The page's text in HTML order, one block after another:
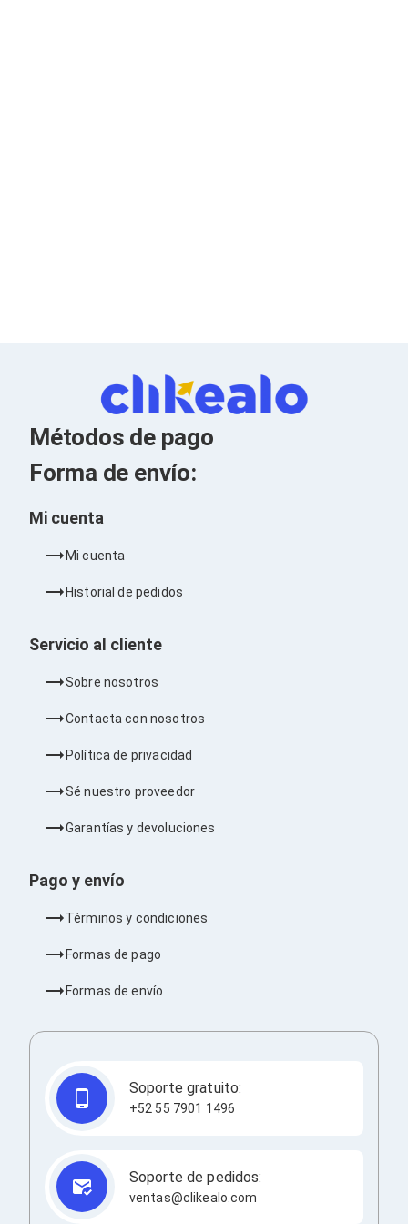
Accesorios para PC's
Bases para PC's
Kits de Herramientas
Candados para PC's
Protectores para PC's
Limpiadores para Electrónicos
Lentes para Computadora
PC's de Escritorio
All in One
Barebones
Accesorios de Audio
Estuches y Cajas
Accesorios para Micrófonos
Bocinas
Bocinas Portátiles
Barras de Sonido
Soportes
Proyección
Accesorios Proyectores
Presentadores
Pantallas de Proyección
Pizarrones Interactivos
TV y Pantallas
Accesorios TV
Soportes para Pantallas
Reproductores para Transmisión Multimedia
Pantallas
Pantallas Comerciales
Pantallas Interactivas
Métodos de pago
Forma de envío:
Mi cuenta
Mi cuenta
Historial de pedidos
Servicio al cliente
Sobre nosotros
Contacta con nosotros
Política de privacidad
Sé nuestro proveedor
Garantías y devoluciones
Pago y envío
Términos y condiciones
Formas de pago
Formas de envío
Soporte gratuito:
+52 55 7901 1496
Soporte de pedidos:
ventas@clikealo.com